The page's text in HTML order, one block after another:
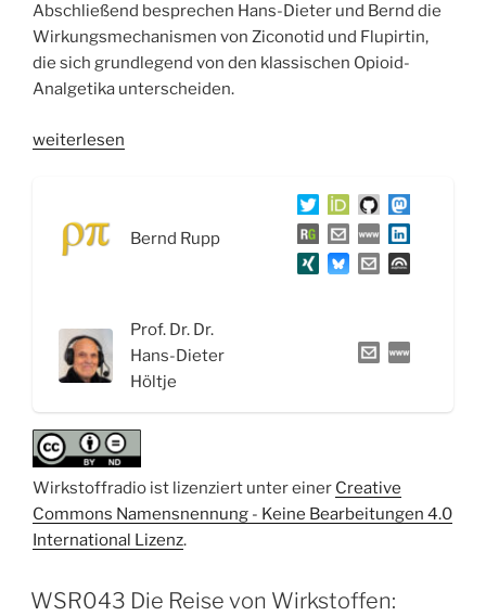
Abschließend besprechen Hans-Dieter und Bernd die
Wirkungsmechanismen von Ziconotid und Flupirtin,
die sich grundlegend von den klassischen Opioid-
Analgetika unterscheiden.
„WSR067
Morphin,
Ziconotid
Flupirtin“
weiterlesen
Bernd Rupp
Prof. Dr. Dr.
Hans-Dieter
Höltje
Wirkstoffradio ist lizenziert unter einer Creative
Commons Namensnennung - Keine Bearbeitungen 4.0
International Lizenz.
WSR043 Die Reise von Wirkstoffen: